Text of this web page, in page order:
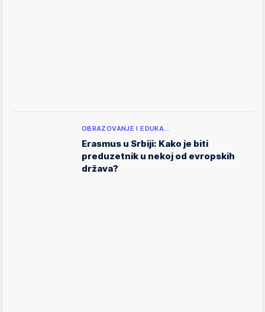
OBRAZOVANJE I EDUKA…
Erasmus u Srbiji: Kako je biti
preduzetnik u nekoj od evropskih
država?